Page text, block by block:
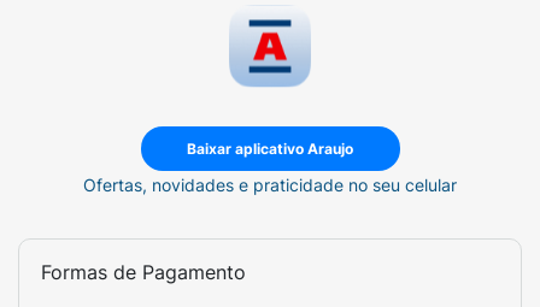
Baixar aplicativo Araujo
Ofertas, novidades e praticidade no seu celular
Formas de Pagamento